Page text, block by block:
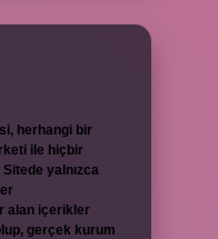
herhangi bir
ile hiçbir
Sitede yalnızca
alan içerikler
gerçek kurum